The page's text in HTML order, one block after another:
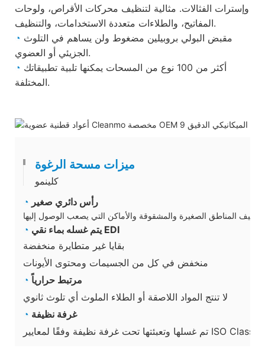
وإسترات الفثالات. مثالية لتنظيف محركات الأقراص، ولوحات
المفاتيح، والطلاءات متعددة الاستخدامات، والتنظيف.
◔
الجزيئي أو العضوي.
◔
المختلفة.
ميزات مسحة الرغوة
كلينمو
◔ رأس دائري صغير
المناطق الصغيرة والمشقوقة والأماكن التي يصعب الوصول إليها
◔
يتم غسله بماء نقي EDI
بقايا غير متطايرة منخفضة
منخفض في كل من الجسيمات ومحتوى الأيونات
◔ مرتبط حرارياً
لا تنتج المواد اللاصقة أو الطلاء الملوث أي تلوث ثانوي
◔ غرفة نظيفة
تم غسلها وتعبئتها تحت غرفة نظيفة وفقًا لمعايير ISO Class 5